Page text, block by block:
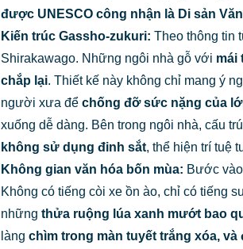
được UNESCO công nhận là Di sản
Kiến trúc Gassho-zukuri: Theo thông tin
Shirakawago. Những ngôi nhà gỗ với mái
chắp lại. Thiết kế này không chỉ mang ý
người xưa để chống đỡ sức nặng của
xuống dễ dàng. Bên trong ngôi nhà, cấu
không sử dụng đinh sắt, thể hiện trí tuệ
Không gian văn hóa bốn mùa: Bước
Không có tiếng còi xe ồn ào, chỉ có tiếng
những thửa ruộng lúa xanh mướt bao
làng chìm trong màn tuyết trắng xóa, và